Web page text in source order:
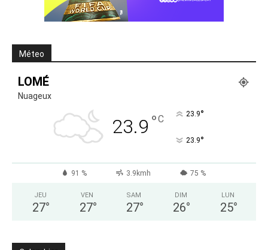
Méteo
LOMÉ
Nuageux
23.9 °C 23.9°
23.9°
91 % 3.9kmh 75 %
JEU
27°
VEN
27°
SAM
27°
DIM
26°
LUN
25°